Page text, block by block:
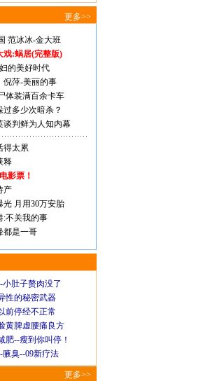
更多>>
范冰冰-金大班
戏:蜗居(完整版)
的美好时代
倪萍-美丽的事
体装满百余卡车
多少次暗杀？
谈判鲜为人知内幕
得太累
释
影票！
产
光 月用30万安胎
:不关我的事
都是一哥
小肚子赘肉没了
性的秘密武器
前停经不正常
黄脾虚腰痛良方
肥--瘦到你叫停！
腋臭--09新疗法
更多>>